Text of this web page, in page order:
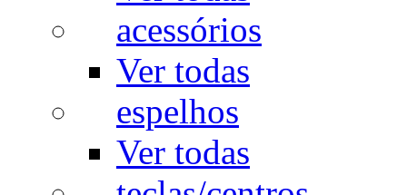
acessórios
Ver todas
espelhos
Ver todas